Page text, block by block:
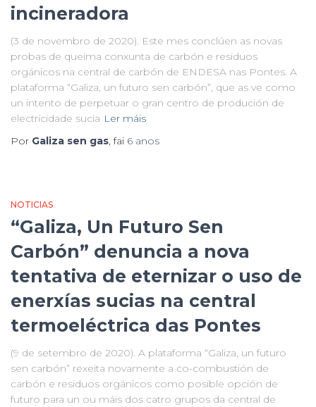
incineradora
(3 de novembro de 2020). Este mes conclúen as novas
probas de queima conxunta de carbón e residuos
orgánicos na central de carbón de ENDESA nas Pontes. A
plataforma “Galiza, un futuro sen carbón”, que as ve como
un intento de perpetuar o gran centro de produción de
electricidade sucia Ler máis
Por Galiza sen gas, fai 6 anos
NOTICIAS
“Galiza, Un Futuro Sen
Carbón” denuncia a nova
tentativa de eternizar o uso de
enerxías sucias na central
termoeléctrica das Pontes
(9 de setembro de 2020). A plataforma “Galiza, un futuro
sen carbón” rexeita novamente a co-combustión de
carbón e residuos orgánicos como posible opción de
futuro para un ou máis dos catro grupos da central de